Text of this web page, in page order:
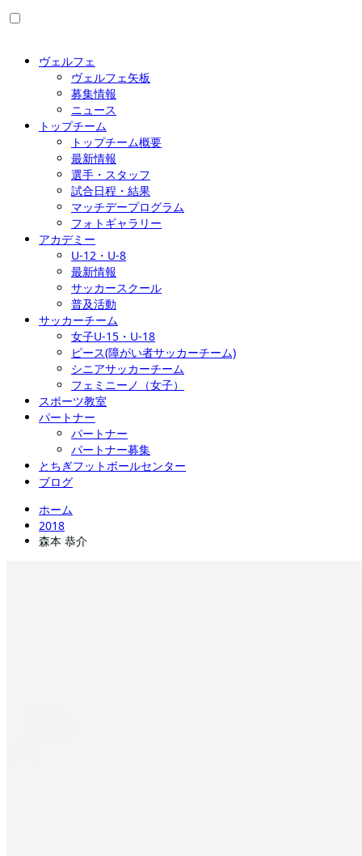
ヴェルフェ
ヴェルフェ矢板
募集情報
ニュース
トップチーム
トップチーム概要
最新情報
選手・スタッフ
試合日程・結果
マッチデープログラム
フォトギャラリー
アカデミー
U-12・U-8
最新情報
サッカースクール
普及活動
サッカーチーム
女子U-15・U-18
ピース(障がい者サッカーチーム)
シニアサッカーチーム
フェミニーノ（女子）
スポーツ教室
パートナー
パートナー
パートナー募集
とちぎフットボールセンター
ブログ
ホーム
2018
森本 恭介